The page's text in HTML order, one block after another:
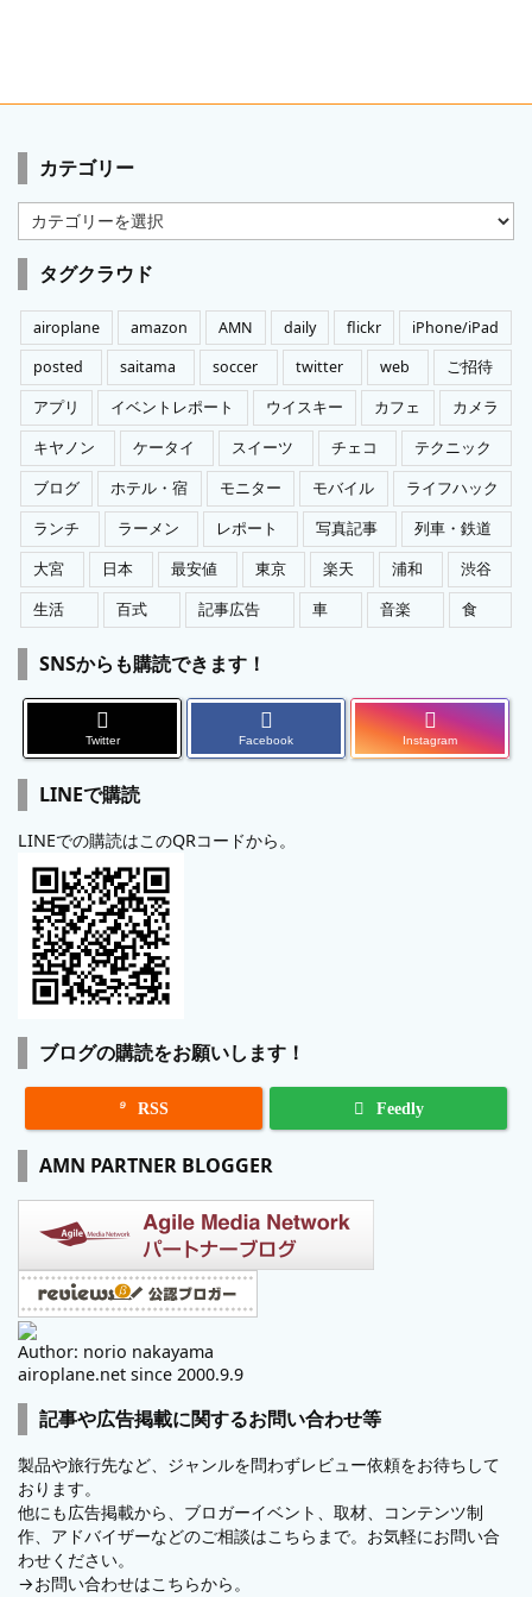
カテゴリー
カ
テ
ゴ
リ
ー
タグクラウド
airoplane amazon AMN daily flickr
iPhone/iPad
posted
saitama soccer twitter web
ご招待
アプリ
イベントレポート ウイスキー カフェ
カメラ
キヤノン
ケータイ スイーツ チェコ
テクニック
ブログ
ホテル・宿 モニター モバイル
ライフハック
ランチ
ラーメン レポート 写真記事
列車・鉄道
大宮
日本 最安値 東京 楽天 浦和
渋谷
生活
百式 記事広告 車 音楽 食
SNSからも購読できます！
Twitter Facebook Instagram
LINEで購読
LINEでの購読はこのQRコードから。
ブログの購読をお願いします！
 RSS Feedly
AMN PARTNER BLOGGER
Author: norio nakayama
airoplane.net since 2000.9.9
記事や広告掲載に関するお問い合わせ等
製品や旅行先など、ジャンルを問わずレビュー依頼をお待ちして
おります。
他にも広告掲載から、ブロガーイベント、取材、コンテンツ制
作、アドバイザーなどのご相談はこちらまで。お気軽にお問い合
わせください。
→お問い合わせはこちらから。